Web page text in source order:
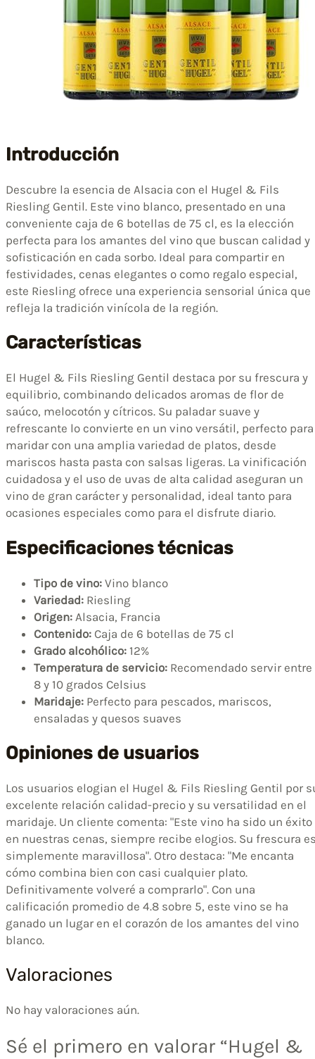
Introducción
Descubre la esencia de Alsacia con el Hugel & Fils
Riesling Gentil. Este vino blanco, presentado en una
conveniente caja de 6 botellas de 75 cl, es la elección
perfecta para los amantes del vino que buscan calidad y
sofisticación en cada sorbo. Ideal para compartir en
festividades, cenas elegantes o como regalo especial,
este Riesling ofrece una experiencia sensorial única que
refleja la tradición vinícola de la región.
Características
El Hugel & Fils Riesling Gentil destaca por su frescura y
equilibrio, combinando delicados aromas de flor de
saúco, melocotón y cítricos. Su paladar suave y
refrescante lo convierte en un vino versátil, perfecto para
maridar con una amplia variedad de platos, desde
mariscos hasta pasta con salsas ligeras. La vinificación
cuidadosa y el uso de uvas de alta calidad aseguran un
vino de gran carácter y personalidad, ideal tanto para
ocasiones especiales como para el disfrute diario.
Especificaciones técnicas
Tipo de vino: Vino blanco
Variedad: Riesling
Origen: Alsacia, Francia
Contenido: Caja de 6 botellas de 75 cl
Grado alcohólico: 12%
Temperatura de servicio: Recomendado servir entre
8 y 10 grados Celsius
Maridaje: Perfecto para pescados, mariscos,
ensaladas y quesos suaves
Opiniones de usuarios
Los usuarios elogian el Hugel & Fils Riesling Gentil por
excelente relación calidad-precio y su versatilidad en el
maridaje. Un cliente comenta: "Este vino ha sido un éxito
en nuestras cenas, siempre recibe elogios. Su frescura
simplemente maravillosa". Otro destaca: "Me encanta
cómo combina bien con casi cualquier plato.
Definitivamente volveré a comprarlo". Con una
calificación promedio de 4.8 sobre 5, este vino se ha
ganado un lugar en el corazón de los amantes del vino
blanco.
Valoraciones
No hay valoraciones aún.
Sé el primero en valorar “Hugel &